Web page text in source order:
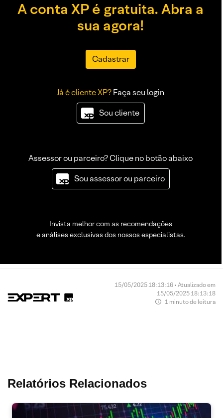
A conta XP é gratuita. Abra a
sua agora!
Cadastrar
Já é cliente XP?Faça seu login
Sou cliente
Assessor ou parceiro? Clique no botão abaixo
Sou assessor ou parceiro
Invista melhor com as recomendações
e análises exclusivas dos nossos especialistas.
15/05/2025 18:13:16 • Atualizado em
15/05/2025 18:13:18
1 minuto de leitura
Relatórios Relacionados